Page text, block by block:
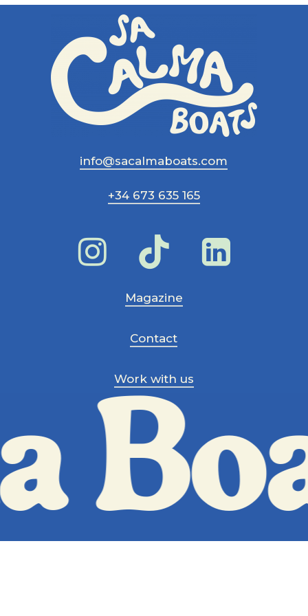
info@sacalmaboats.com
+34 673 635 165
Magazine
Contact
Work with us